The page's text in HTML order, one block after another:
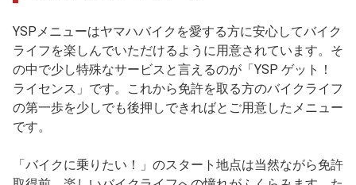
YSPメニューはヤマハバイクを愛する方に安心してバイク
ライフを楽しんでいただけるように用意されています。そ
の中で少し特殊なサービスと言えるのが「YSP ゲット！
ライセンス」です。これから免許を取る方のバイクライフ
の第一歩を少しでも後押しできればとご用意したメニュー
です。
「バイクに乗りたい！」のスタート地点は当然ながら免許